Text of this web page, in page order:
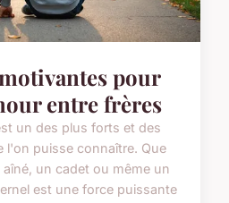
pour
entre frères
un des plus forts et des
l'on puisse connaître. Que
un cadet ou même un
est une force puissante